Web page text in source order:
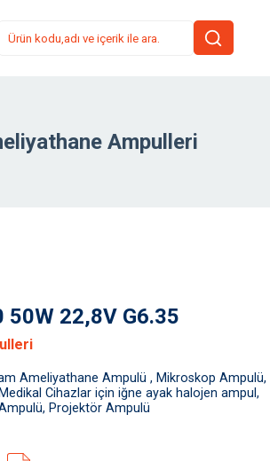
Ampulleri
50W 22,8V G6.35
Ameliyathane Ampulü , Mikroskop Ampulü,
Cihazlar için iğne ayak halojen ampul,
Projektör Ampulü